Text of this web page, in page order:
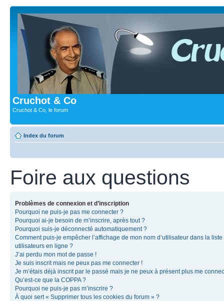
Cruchot & Co
Cruchot & Co, le forum
Index du forum
Foire aux questions
Problèmes de connexion et d’inscription
Pourquoi ne puis-je pas me connecter ?
Pourquoi ai-je besoin de m’inscrire, après tout ?
Pourquoi suis-je déconnecté automatiquement ?
Comment puis-je empêcher l’affichage de mon nom d’utilisateur dans la liste
utilisateurs en ligne ?
J’ai perdu mon mot de passe !
Je suis inscrit mais ne peux pas me connecter !
Je m’étais déjà inscrit par le passé mais je ne peux à présent plus me
Qu’est-ce que la COPPA ?
Pourquoi ne puis-je pas m’inscrire ?
À quoi sert « Supprimer tous les cookies du forum » ?